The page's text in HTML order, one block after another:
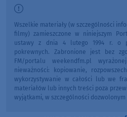
Wszelkie materiały (w szczególności
filmy) zamieszczone w niniejszym
ustawy z dnia 4 lutego 1994 r. o
pokrewnych. Zabronione jest bez
FM/portalu weekendfm.pl
nieważności: kopiowanie,
wykorzystywanie w całości lub we
materiałów lub innych treści poza
wyjątkami, w szczególności